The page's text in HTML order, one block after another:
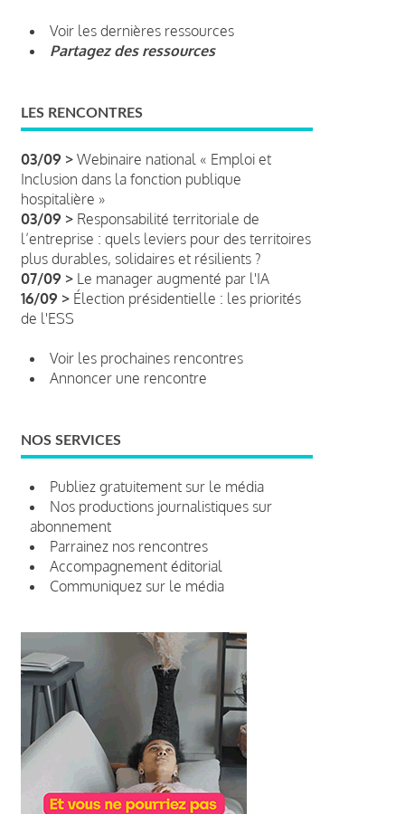
Voir les dernières ressources
Partagez des ressources
LES RENCONTRES
03/09 > Webinaire national « Emploi et
Inclusion dans la fonction publique
hospitalière »
03/09 > Responsabilité territoriale de
l’entreprise : quels leviers pour des territoires
plus durables, solidaires et résilients ?
07/09 > Le manager augmenté par l'IA
16/09 > Élection présidentielle : les priorités
de l'ESS
Voir les prochaines rencontres
Annoncer une rencontre
NOS SERVICES
Publiez gratuitement sur le média
Nos productions journalistiques sur
abonnement
Parrainez nos rencontres
Accompagnement éditorial
Communiquez sur le média